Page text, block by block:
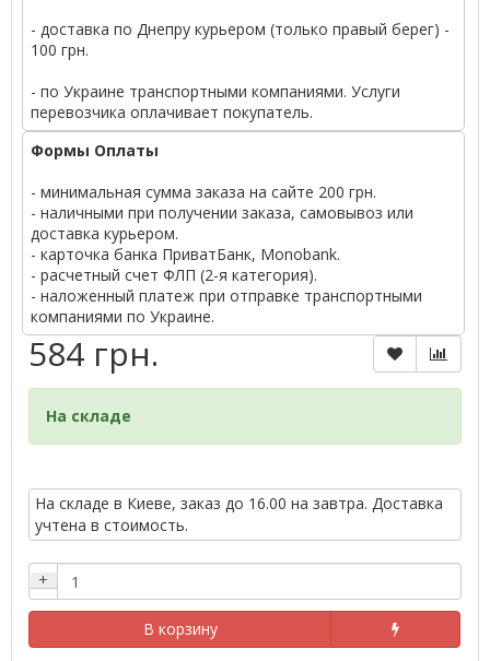
- доставка по Днепру курьером (только правый берег) -
100 грн.
- по Украине транспортными компаниями. Услуги
перевозчика оплачивает покупатель.
Формы Оплаты
- минимальная сумма заказа на сайте 200 грн.
- наличными при получении заказа, самовывоз или
доставка курьером.
- карточка банка ПриватБанк, Monobank.
- расчетный счет ФЛП (2-я категория).
- наложенный платеж при отправке транспортными
компаниями по Украине.
584 грн.
На складе
На складе в Киеве, заказ до 16.00 на завтра. Доставка
учтена в стоимость.
+
В корзину